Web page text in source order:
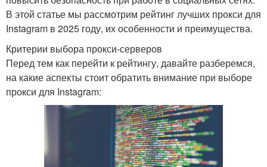
В этой статье мы рассмотрим рейтинг лучших прокси для
Instagram в 2025 году, их особенности и преимущества.
Критерии выбора прокси-серверов
Перед тем как перейти к рейтингу, давайте разберемся,
на какие аспекты стоит обратить внимание при выборе
прокси для Instagram: